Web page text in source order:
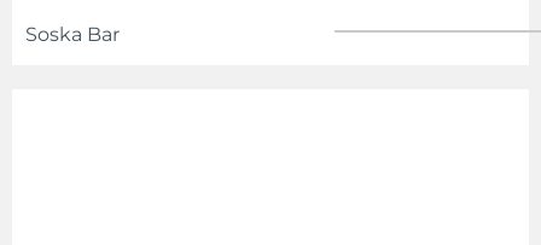
Soska Bar